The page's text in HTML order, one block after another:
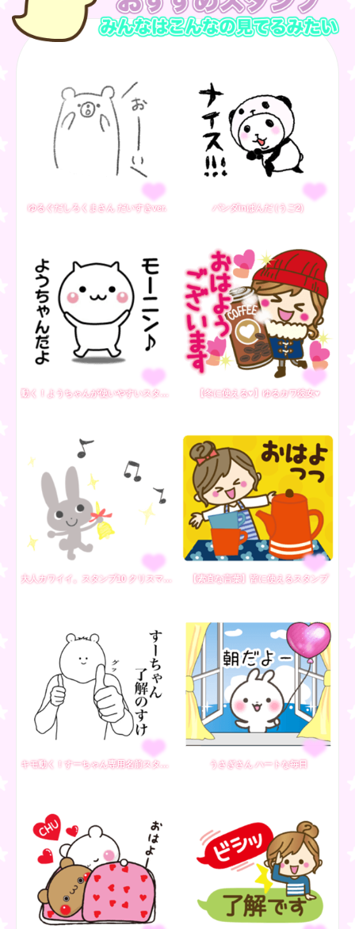
ゆるぐだしろくまさん だいすきver. パンダinぱんだ (うご2)
動く！ようちゃんが使いやすいスタンプ 【冬に使える♥】ゆるカワ彼女♥
大人カワイイ。スタンプ10 クリスマスver. 【素直な言葉】皆に使えるスタンプ
キモ動く！すーちゃん専用名前スタンプ うさぎさん ハートな毎日